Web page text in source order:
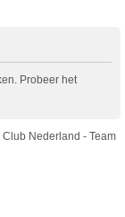
Probeer het
Club Nederland - Team